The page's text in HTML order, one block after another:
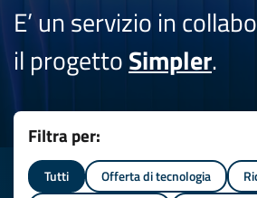
E’ un servizio in
il progettoSimpler.
Filtra per:
Tutti Offerta di tecnologia